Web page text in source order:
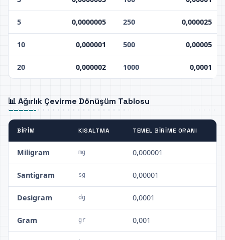
5 0,0000005 250 0,000025
10 0,000001 500 0,00005
20 0,000002 1000 0,0001
📊 Ağırlık Çevirme Dönüşüm Tablosu
BIRIM KISALTMA TEMEL BIRIME ORANI
Miligram mg 0,000001
Santigram sg 0,00001
Desigram dg 0,0001
Gram gr 0,001